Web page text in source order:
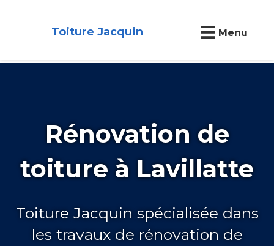
Toiture Jacquin Menu
Rénovation de
toiture à Lavillatte
Toiture Jacquin spécialisée dans
les travaux de rénovation de